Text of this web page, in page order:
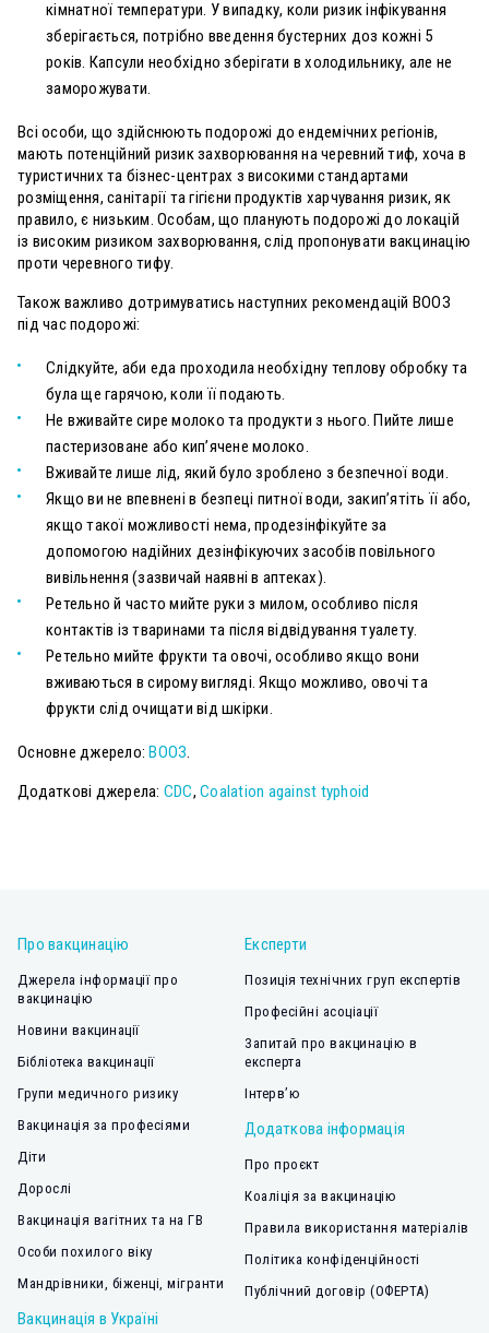
кімнатної температури. У випадку, коли ризик інфікування
зберігається, потрібно введення бустерних доз кожні 5
років. Капсули необхідно зберігати в холодильнику, але не
заморожувати.
Всі особи, що здійснюють подорожі до ендемічних регіонів,
мають потенційний ризик захворювання на черевний тиф, хоча в
туристичних та бізнес-центрах з високими стандартами
розміщення, санітарії та гігієни продуктів харчування ризик, як
правило, є низьким. Особам, що планують подорожі до локацій
із високим ризиком захворювання, слід пропонувати вакцинацію
проти черевного тифу.
Також важливо дотримуватись наступних рекомендацій ВООЗ
під час подорожі:
Слідкуйте, аби еда проходила необхідну теплову обробку та
була ще гарячою, коли її подають.
Не вживайте сире молоко та продукти з нього. Пийте лише
пастеризоване або кип’ячене молоко.
Вживайте лише лід, який було зроблено з безпечної води.
Якщо ви не впевнені в безпеці питної води, закип’ятіть її або,
якщо такої можливості нема, продезінфікуйте за
допомогою надійних дезінфікуючих засобів повільного
вивільнення (зазвичай наявні в аптеках).
Ретельно й часто мийте руки з милом, особливо після
контактів із тваринами та після відвідування туалету.
Ретельно мийте фрукти та овочі, особливо якщо вони
вживаються в сирому вигляді. Якщо можливо, овочі та
фрукти слід очищати від шкірки.
Основне джерело:ВООЗ.
Додаткові джерела: CDC, Coalation against typhoid
Про вакцинацію
Джерела інформації про
вакцинацію
Новини вакцинації
Бібліотека вакцинації
Групи медичного ризику
Вакцинація за професіями
Діти
Дорослі
Вакцинація вагітних та на ГВ
Особи похилого віку
Мандрівники, біженці, мігранти
Вакцинація в Україні
Експерти
Позиція технічних груп експертів
Професійні асоціації
Запитай про вакцинацію в
експерта
Інтерв’ю
Додаткова інформація
Про проєкт
Коаліція за вакцинацію
Правила використання матеріалів
Політика конфіденційності
Публічний договір (ОФЕРТА)